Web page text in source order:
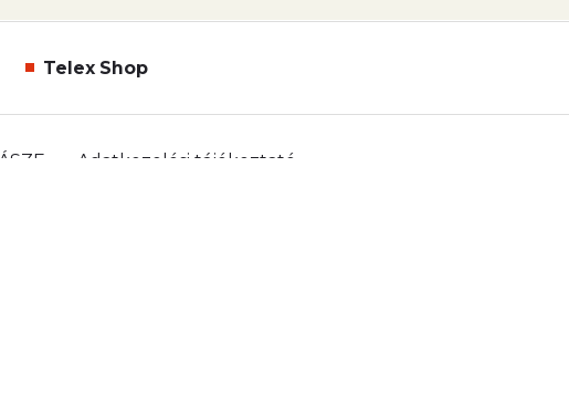
Telex Shop
ÁSZF Adatkezelési tájékoztató